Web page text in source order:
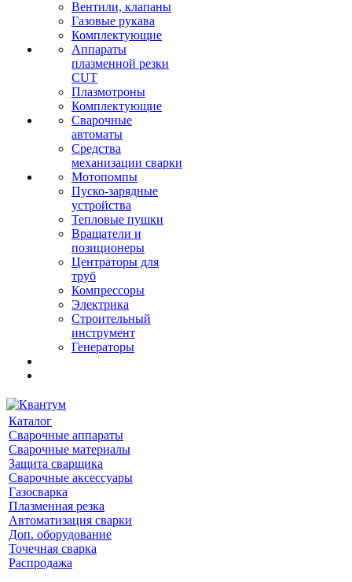
Вентили, клапаны
Газовые рукава
Комплектующие
Аппараты
плазменной резки
CUT
Плазмотроны
Комплектующие
Сварочные
автоматы
Средства
механизации сварки
Мотопомпы
Пуско-зарядные
устройства
Тепловые пушки
Вращатели и
позиционеры
Центраторы для
труб
Компрессоры
Электрика
Строительный
инструмент
Генераторы
Каталог
Сварочные аппараты
Сварочные материалы
Защита сварщика
Сварочные аксессуары
Газосварка
Плазменная резка
Автоматизация сварки
Доп. оборудование
Точечная сварка
Распродажа